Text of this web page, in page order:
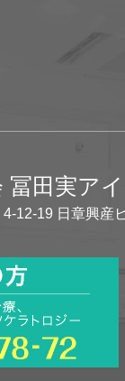
冨田実ア
12-19 日章興産